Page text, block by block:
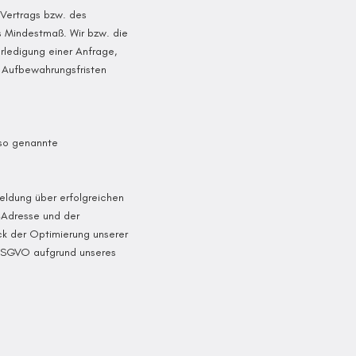
bzw. des
Wir bzw. die
einer Anfrage,
genannte
über erfolgreichen
und der
der Optimierung unserer
aufgrund unseres